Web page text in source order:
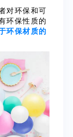
对环保和可
环保性质的
环保材质的